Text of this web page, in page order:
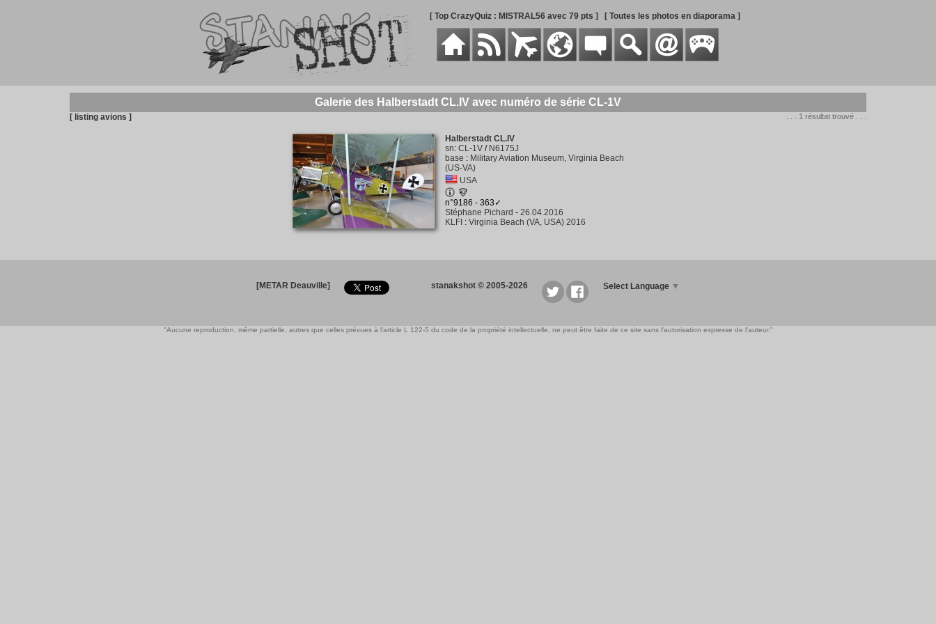
[ Top CrazyQuiz : MISTRAL56 avec 79 pts ] [ Toutes les photos en diaporama ]
Galerie des Halberstadt CL.IV avec numéro de série CL-1V
[ listing avions ] . . . 1 résultat trouvé . . .
Halberstadt CL.IV
sn: CL-1V/ N6175J
base : Military Aviation Museum, Virginia Beach
(US-VA)
USA
n°9186 - 363✓
Stéphane Pichard - 26.04.2016
KLFI : Virginia Beach (VA, USA) 2016
[METAR Deauville] stanakshot © 2005-2026 Select Language ▼
"Aucune reproduction, même partielle, autres que celles prévues à l'article L 122-5 du code de la propriété intellectuelle, ne peut être faite de ce site sans l'autorisation expresse de l'auteur."